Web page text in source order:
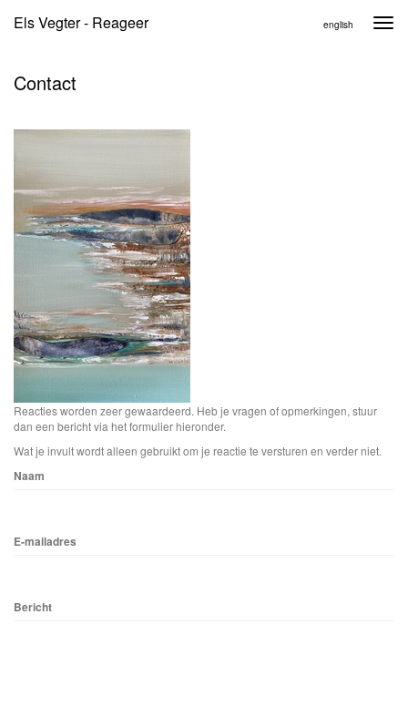
Els Vegter - Reageer english
Contact
Reacties worden zeer gewaardeerd. Heb je vragen of opmerkingen, stuur
dan een bericht via het formulier hieronder.
Wat je invult wordt alleen gebruikt om je reactie te versturen en verder niet.
Naam
E-mailadres
Bericht